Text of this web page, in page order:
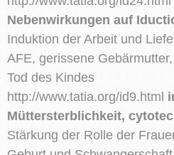
Nebenwirkungen auf
Induktion der Arbeit und
AFE, gerissene
Tod des Kindes
http://www.tatia.org/id9.html
Müttersterblichkeit,
Stärkung der Rolle der